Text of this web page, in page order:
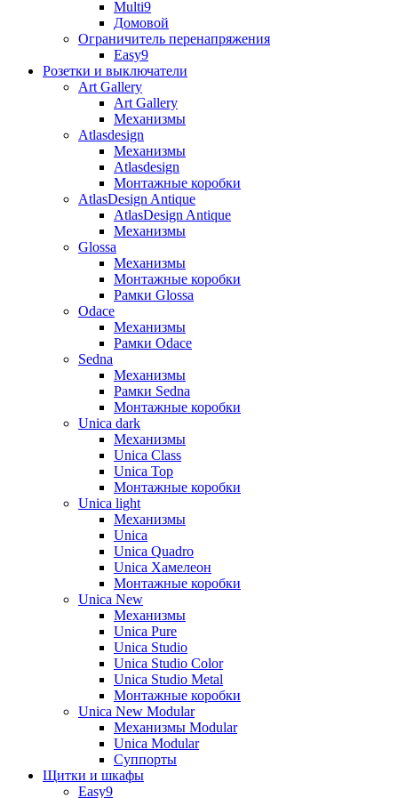
Multi9
Домовой
Ограничитель перенапряжения
Easy9
Розетки и выключатели
Art Gallery
Art Gallery
Механизмы
Atlasdesign
Механизмы
Atlasdesign
Монтажные коробки
AtlasDesign Antique
AtlasDesign Antique
Механизмы
Glossa
Механизмы
Монтажные коробки
Рамки Glossa
Odace
Механизмы
Рамки Odace
Sedna
Механизмы
Рамки Sedna
Монтажные коробки
Unica dark
Механизмы
Unica Class
Unica Top
Монтажные коробки
Unica light
Механизмы
Unica
Unica Quadro
Unica Хамелеон
Монтажные коробки
Unica New
Механизмы
Unica Pure
Unica Studio
Unica Studio Color
Unica Studio Metal
Монтажные коробки
Unica New Modular
Механизмы Modular
Unica Modular
Суппорты
Щитки и шкафы
Easy9